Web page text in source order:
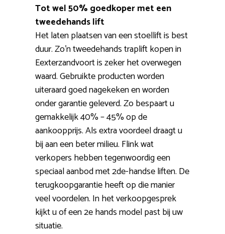
Tot wel 50% goedkoper met een
tweedehands lift
Het laten plaatsen van een stoellift is best
duur. Zo’n tweedehands traplift kopen in
Eexterzandvoort is zeker het overwegen
waard. Gebruikte producten worden
uiteraard goed nagekeken en worden
onder garantie geleverd. Zo bespaart u
gemakkelijk 40% – 45% op de
aankoopprijs. Als extra voordeel draagt u
bij aan een beter milieu. Flink wat
verkopers hebben tegenwoordig een
speciaal aanbod met 2de-handse liften. De
terugkoopgarantie heeft op die manier
veel voordelen. In het verkoopgesprek
kijkt u of een 2e hands model past bij uw
situatie.